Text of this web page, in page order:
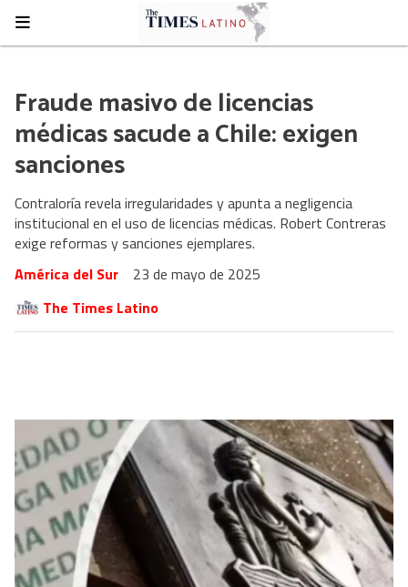
Fraude masivo de licencias
médicas sacude a Chile: exigen
sanciones
Contraloría revela irregularidades y apunta a negligencia
institucional en el uso de licencias médicas. Robert Contreras
exige reformas y sanciones ejemplares.
América del Sur
23 de mayo de 2025
The Times Latino